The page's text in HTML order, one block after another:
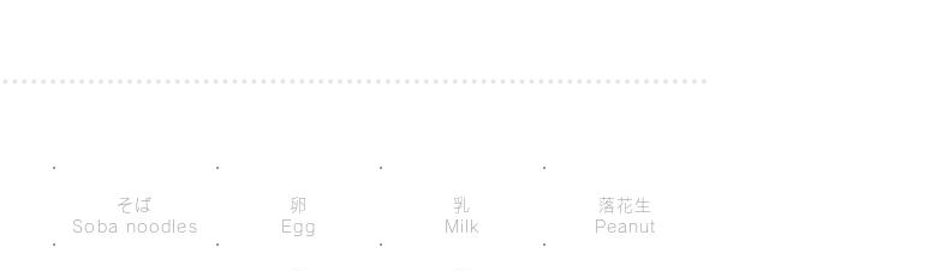
Soba noodles
そば
Egg
卵
Milk
乳
Peanut
落花生